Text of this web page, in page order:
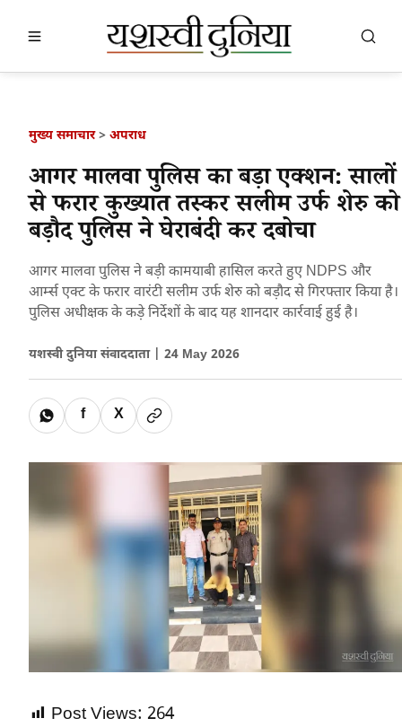
मुख्य समाचार> अपराध
आगर मालवा पुलिस का बड़ा एक्शन: सालों
से फरार कुख्यात तस्कर सलीम उर्फ शेरु को
बड़ौद पुलिस ने घेराबंदी कर दबोचा
आगर मालवा पुलिस ने बड़ी कामयाबी हासिल करते हुए NDPS और
आर्म्स एक्ट के फरार वारंटी सलीम उर्फ शेरु को बड़ौद से गिरफ्तार किया है।
पुलिस अधीक्षक के कड़े निर्देशों के बाद यह शानदार कार्रवाई हुई है।
यशस्वी दुनिया संवाददाता | 24 May 2026
f X
Post Views: 264